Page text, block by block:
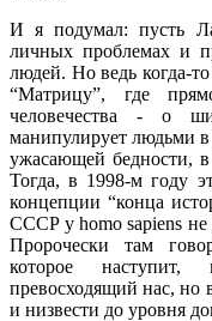
И я подумал: пусть
личных проблемах и
людей. Но ведь когда-
“Матрицу”, где
человечества - о
манипулирует людьми
ужасающей бедности,
Тогда, в 1998-м году
концепции “конца
СССР у homo sapiens не
Пророчески там
которое наступит,
превосходящий нас, но
и низвести до уровня